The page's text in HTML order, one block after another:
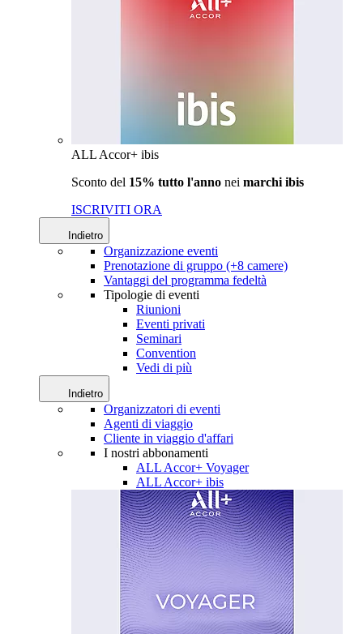
ALL Accor+ ibis
Sconto del 15% tutto l'anno nei marchi ibis
ISCRIVITI ORA
Indietro
Organizzazione eventi
Prenotazione di gruppo (+8 camere)
Vantaggi del programma fedeltà
Tipologie di eventi
Riunioni
Eventi privati
Seminari
Convention
Vedi di più
Indietro
Organizzatori di eventi
Agenti di viaggio
Cliente in viaggio d'affari
I nostri abbonamenti
ALL Accor+ Voyager
ALL Accor+ ibis